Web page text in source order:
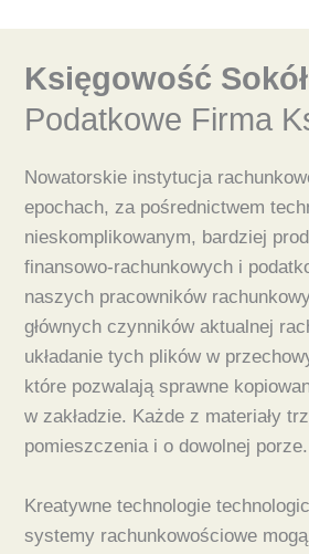
Księgowość
Podatkowe Firma
Nowatorskie instytucja
epochach, za pośrednictwem
nieskomplikowanym, bardziej
finansowo-rachunkowych i
naszych pracowników
głównych czynników aktualnej
układanie tych plików w
które pozwalają sprawne
w zakładzie. Każde z materiały
pomieszczenia i o dowolnej porze.
Kreatywne technologie
systemy rachunkowościowe